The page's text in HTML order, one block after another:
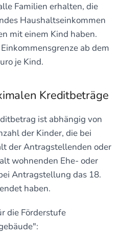
Familien erhalten, die
Haushaltseinkommen
mit einem Kind haben.
ab dem
je Kind.
Kreditbeträge
ist abhängig von
der Kinder, die bei
der Antragstellenden oder
wohnenden Ehe- oder
Antragstellung das 18.
haben.
die Förderstufe